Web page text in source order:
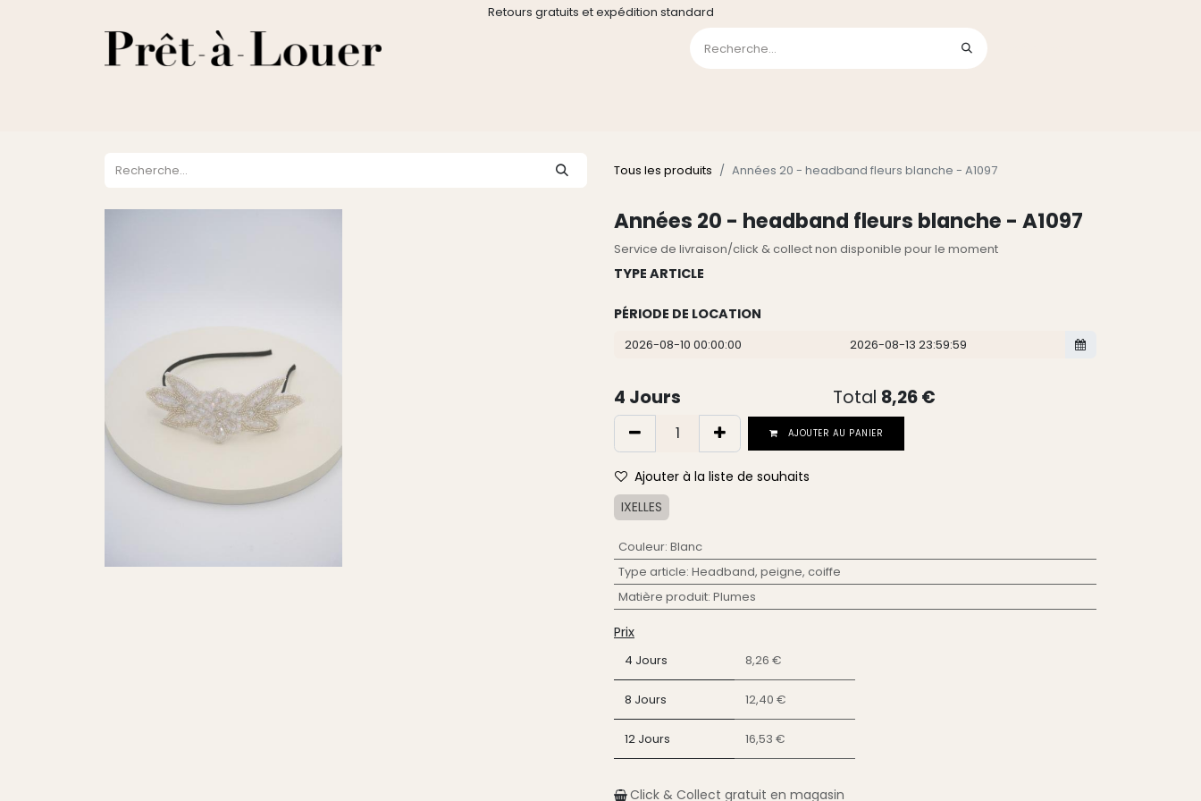
Retours gratuits et expédition standard
Tous les produits Années 20 - headband fleurs blanche - A1097
Années 20 - headband fleurs blanche - A1097
Service de livraison/click & collect non disponible pour le moment
TYPE ARTICLE
PÉRIODE DE LOCATION
4 Jours Total 8,26€
AJOUTER AU PANIER
Ajouter à la liste de souhaits
IXELLES
Couleur: Blanc
Type article: Headband, peigne, coiffe
Matière produit: Plumes
Prix
4 Jours 8,26 €
8 Jours 12,40 €
12 Jours 16,53 €
Click & Collect gratuit en magasin